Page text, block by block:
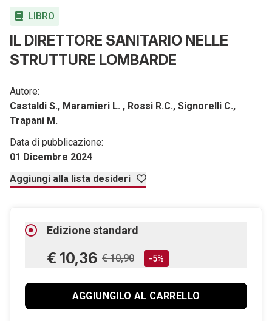
LIBRO
IL DIRETTORE SANITARIO NELLE
STRUTTURE LOMBARDE
Autore:
Castaldi S., Maramieri L. , Rossi R.C., Signorelli C.,
Trapani M.
Data di pubblicazione:
01 Dicembre 2024
Aggiungi alla lista desideri
Edizione standard
€ 10,36 € 10,90 -5%
AGGIUNGILO AL CARRELLO